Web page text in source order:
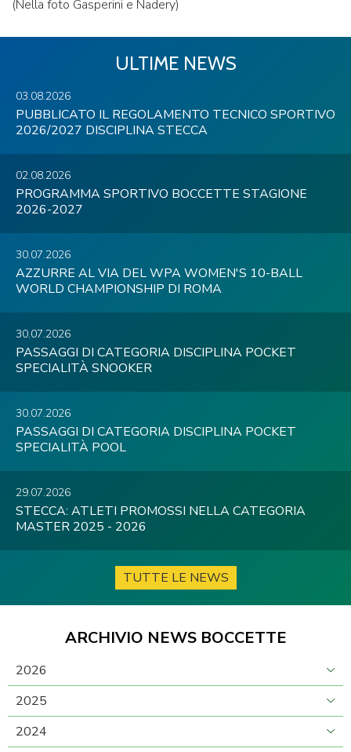
(Nella foto Gasperini e Nadery)
ULTIME NEWS
03.08.2026
PUBBLICATO IL REGOLAMENTO TECNICO SPORTIVO
2026/2027 DISCIPLINA STECCA
02.08.2026
PROGRAMMA SPORTIVO BOCCETTE STAGIONE
2026-2027
30.07.2026
AZZURRE AL VIA DEL WPA WOMEN'S 10-BALL
WORLD CHAMPIONSHIP DI ROMA
30.07.2026
PASSAGGI DI CATEGORIA DISCIPLINA POCKET
SPECIALITÀ SNOOKER
30.07.2026
PASSAGGI DI CATEGORIA DISCIPLINA POCKET
SPECIALITÀ POOL
29.07.2026
STECCA: ATLETI PROMOSSI NELLA CATEGORIA
MASTER 2025 - 2026
TUTTE LE NEWS
ARCHIVIO NEWS BOCCETTE
2026
2025
2024